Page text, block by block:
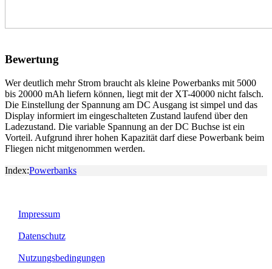
Bewertung
Wer deutlich mehr Strom braucht als kleine Powerbanks mit 5000
bis 20000 mAh liefern können, liegt mit der XT-40000 nicht falsch.
Die Einstellung der Spannung am DC Ausgang ist simpel und das
Display informiert im eingeschalteten Zustand laufend über den
Ladezustand. Die variable Spannung an der DC Buchse ist ein
Vorteil. Aufgrund ihrer hohen Kapazität darf diese Powerbank beim
Fliegen nicht mitgenommen werden.
Index:Powerbanks
Impressum
Datenschutz
Nutzungsbedingungen